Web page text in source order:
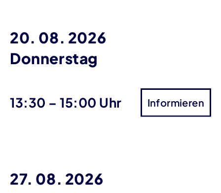
20. 08. 2026
Donnerstag
13:30 – bis
15:00 Uhr Informieren
27. 08. 2026